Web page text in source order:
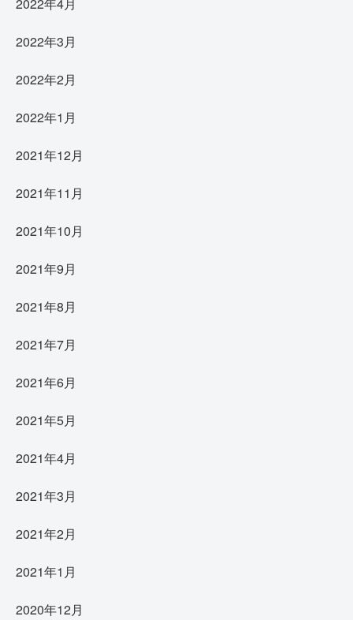
2022年3月
2022年2月
2022年1月
2021年12月
2021年11月
2021年10月
2021年9月
2021年8月
2021年7月
2021年6月
2021年5月
2021年4月
2021年3月
2021年2月
2021年1月
2020年12月